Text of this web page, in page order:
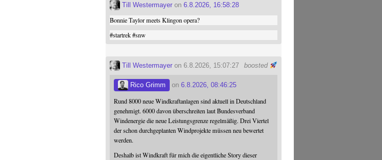
Till Westermayer on6.8.2026, 16:58:28
Bonnie Taylor meets Klingon opera?
#startrek #snw
boosted
Till Westermayer on 6.8.2026, 15:07:27
Rico Grimm on6.8.2026, 08:46:25
Rund 8000 neue Windkraftanlagen sind aktuell in Deutschland
genehmigt. 6000 davon überschreiten laut Bundesverband
Windenergie die neue Leistungsgrenze regelmäßig. Drei Viertel
der schon durchgeplanten Windprojekte müssen neu bewertet
werden.
Deshalb ist Windkraft für mich die eigentliche Story dieser